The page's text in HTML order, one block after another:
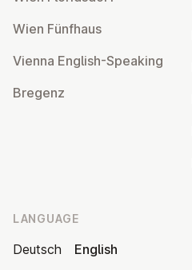
Wien Fünfhaus
Vienna English-Speaking
Bregenz
LANGUAGE
Deutsch
English